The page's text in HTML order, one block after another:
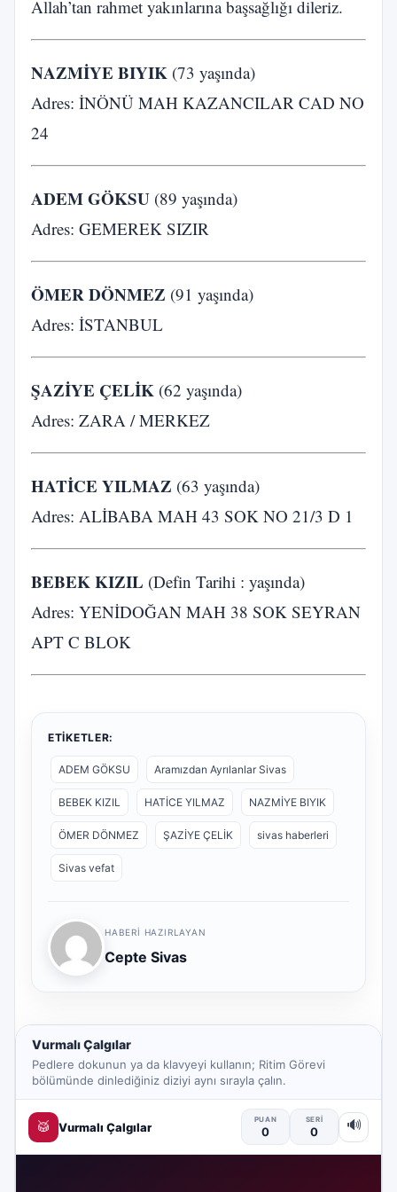
Allah’tan rahmet yakınlarına başsağlığı dileriz.
NAZMİYE BIYIK (73 yaşında)
Adres: İNÖNÜ MAH KAZANCILAR CAD NO
24
ADEM GÖKSU (89 yaşında)
Adres: GEMEREK SIZIR
ÖMER DÖNMEZ (91 yaşında)
Adres: İSTANBUL
ŞAZİYE ÇELİK (62 yaşında)
Adres: ZARA / MERKEZ
HATİCE YILMAZ (63 yaşında)
Adres: ALİBABA MAH 43 SOK NO 21/3 D 1
BEBEK KIZIL (Defin Tarihi : yaşında)
Adres: YENİDOĞAN MAH 38 SOK SEYRAN
APT C BLOK
ETIKETLER:
ADEM GÖKSU Aramızdan Ayrılanlar Sivas
BEBEK KIZIL HATİCE YILMAZ NAZMİYE BIYIK
ÖMER DÖNMEZ ŞAZİYE ÇELİK sivas haberleri
Sivas vefat
HABERI HAZIRLAYAN
Cepte Sivas
Vurmalı Çalgılar
Pedlere dokunun ya da klavyeyi kullanın; Ritim Görevi
bölümünde dinlediğiniz diziyi aynı sırayla çalın.